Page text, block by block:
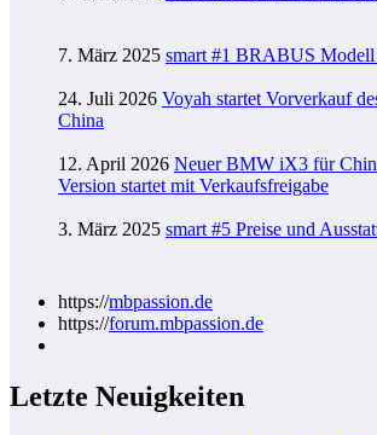
7. März 2025 smart #1 BRABUS Modell
24. Juli 2026 Voyah startet Vorverkauf
China
12. April 2026 Neuer BMW iX3 für
Version startet mit Verkaufsfreigabe
3. März 2025 smart #5 Preise und
https://mbpassion.de
https://forum.mbpassion.de
Letzte Neuigkeiten